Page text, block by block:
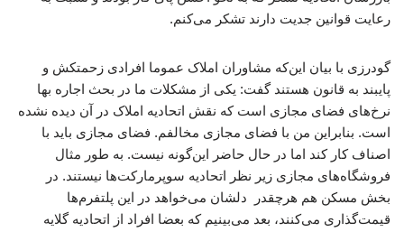
رعایت قوانین جدیت دارند تشکر می‌کنم.
گودرزی با بیان این‌که مشاوران املاک عموما افرادی زحمتکش و
پایبند به قانون هستند گفت: یکی از مشکلات ما در بحث اجاره بها
نرخ‌های فضای مجازی است که نقش اتحادیه املاک در آن دیده نشده
است. بنابراین من با فضای مجازی مخالفم. فضای مجازی باید با
اصناف کار کند اما در حال حاضر این‌گونه نیست. به طور مثال
فروشگاه‌های مجازی زیر نظر اتحادیه سوپرمارکت‌ها نیستند. در
بخش مسکن هم هرچقدر دلشان می‌خواهد در این پلتفرم‌ها
قیمت‌گذاری می‌کنند، بعد می‌بینیم که بعضا افراد از اتحادیه گلایه